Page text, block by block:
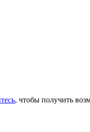
, чтобы получить